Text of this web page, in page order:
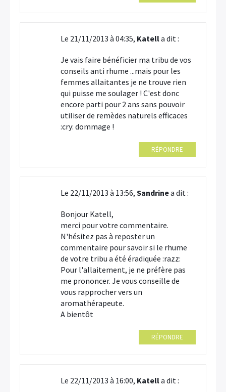
Le 21/11/2013 à 04:35, Katella dit :
Je vais faire bénéficier ma tribu de vos
conseils anti rhume ...mais pour les
femmes allaitantes je ne trouve rien
qui puisse me soulager ! C'est donc
encore parti pour 2 ans sans pouvoir
utiliser de remèdes naturels efficaces
:cry: dommage !
RÉPONDRE
Le 22/11/2013 à 13:56, Sandrinea dit :
Bonjour Katell,
merci pour votre commentaire.
N'hésitez pas à reposter un
commentaire pour savoir si le rhume
de votre tribu a été éradiquée :razz:
Pour l'allaitement, je ne préfère pas
me prononcer. Je vous conseille de
vous rapprocher vers un
aromathérapeute.
A bientôt
RÉPONDRE
Le 22/11/2013 à 16:00, Katella dit :